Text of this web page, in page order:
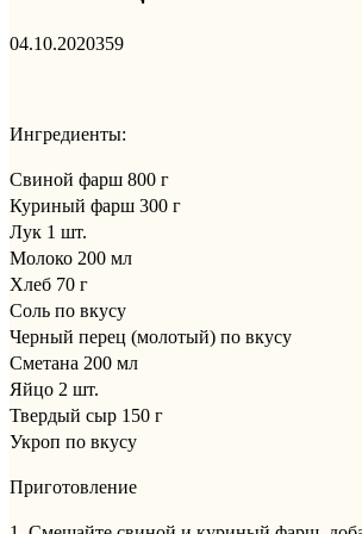
04.10.2020359
Ингредиенты:
Свиной фарш 800 г
Куриный фарш 300 г
Лук 1 шт.
Молоко 200 мл
Хлеб 70 г
Соль по вкусу
Черный перец (молотый) по вкусу
Сметана 200 мл
Яйцо 2 шт.
Твердый сыр 150 г
Укроп по вкусу
Приготовление